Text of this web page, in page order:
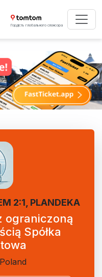
Гордість глобального спонсора
2:1, PLANDEKA
ograniczoną
Spółka